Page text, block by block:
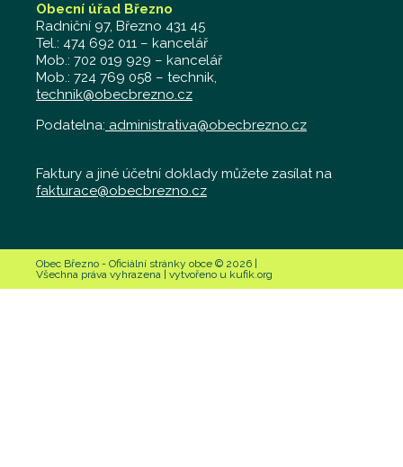
Obecní úřad Březno
Radniční 97, Březno 431 45
Tel.: 474 692 011 – kancelář
Mob.: 702 019 929 – kancelář
Mob.: 724 769 058 – technik,
technik@obecbrezno.cz
Podatelna: administrativa@obecbrezno.cz
Faktury a jiné účetní doklady můžete zasílat na
fakturace@obecbrezno.cz
Obec Březno - Oficiální stránky obce © 2026 |
Všechna práva vyhrazena | vytvořeno u kufik.org